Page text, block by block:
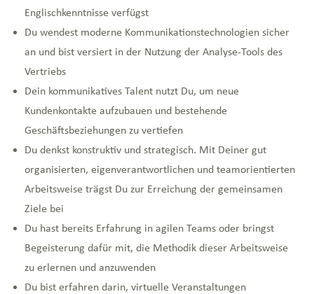
Englischkenntnisse verfügst
Du wendest moderne Kommunikationstechnologien sicher
an und bist versiert in der Nutzung der Analyse-Tools des
Vertriebs
Dein kommunikatives Talent nutzt Du, um neue
Kundenkontakte aufzubauen und bestehende
Geschäftsbeziehungen zu vertiefen
Du denkst konstruktiv und strategisch. Mit Deiner gut
organisierten, eigenverantwortlichen und teamorientierten
Arbeitsweise trägst Du zur Erreichung der gemeinsamen
Ziele bei
Du hast bereits Erfahrung in agilen Teams oder bringst
Begeisterung dafür mit, die Methodik dieser Arbeitsweise
zu erlernen und anzuwenden
Du bist erfahren darin, virtuelle Veranstaltungen